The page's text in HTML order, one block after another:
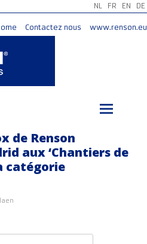
NL FR EN DE
Contactez nous www.renson.eu
de Renson
aux ‘Chantiers de
catégorie